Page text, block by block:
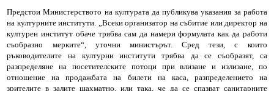
Предстои Министерството на културата да публикува указания за работа
на културните институти. „Всеки организатор на събитие или директор на
културен институт обаче трябва сам да намери формулата как да работи
съобразно мерките“, уточни министърът. Сред тези, с които
ръководителите на културни институти трябва да се съобразят, са
разпределяне на посетителските потоци при влизане и излизане, по
отношение на продажбата на билети на каса, разпределението на
зрителите в залите шахматно, или така, че да се спазват санитарните